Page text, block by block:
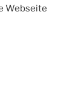
Webseite